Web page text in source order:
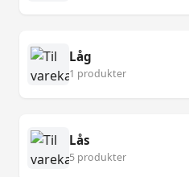
Låg
1 produkter
Lås
5 produkter